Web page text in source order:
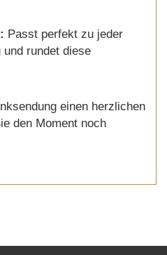
Passt perfekt zu jeder
und rundet diese
einen herzlichen
den Moment noch